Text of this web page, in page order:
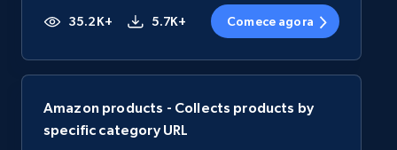
35.2K+ 5.7K+ Comece agora
Amazon products - Collects products by
specific category URL